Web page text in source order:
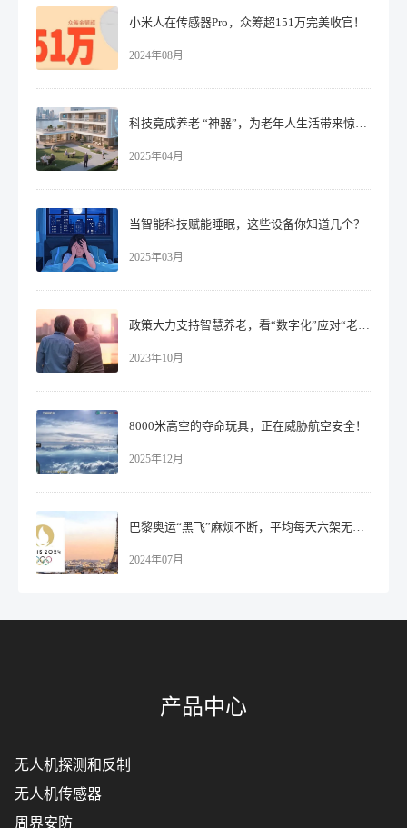
小米人在传感器Pro，众筹超151万完美收官！
2024年08月
科技竟成养老 “神器”，为老年人生活带来惊喜！​
2025年04月
当智能科技赋能睡眠，这些设备你知道几个？
2025年03月
政策大力支持智慧养老，看“数字化”应对“老龄化”！
2023年10月
8000米高空的夺命玩具，正在威胁航空安全！
2025年12月
巴黎奥运“黑飞”麻烦不断，平均每天六架无人机被拦截！
2024年07月
产品中心
无人机探测和反制
无人机传感器
周界安防